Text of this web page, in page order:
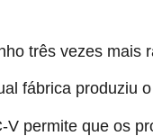
três vezes mais
fábrica produziu
V permite que os